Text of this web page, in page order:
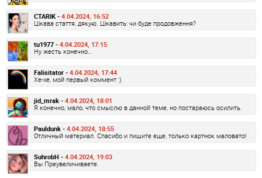
CTARIK - 4.04.2024, 16:52
Цікава стаття, дякую. Цікавить: чи буде продовження?
tu1977 - 4.04.2024, 17:15
Ну жесть конечно…
Falisitator - 4.04.2024, 17:44
Хе-хе, мой первый коммент :)
jid_mrak - 4.04.2024, 18:01
Я конечно, мало, что смыслю в данной теме, но постараюсь осилить.
Pauldunk - 4.04.2024, 18:55
Отличный материал. Спасибо и пишите еще, только картнок маловато!
SuhrobH - 4.04.2024, 19:03
Вы Преувеличиваете.